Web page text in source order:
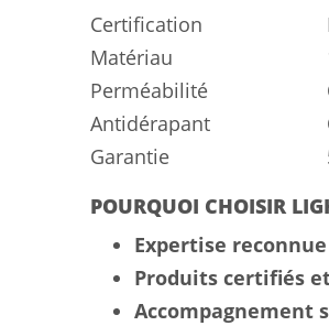
Certification
Matériau
Perméabilité
Antidérapant
Garantie
POURQUOI CHOISIR
Expertise reconnue
Produits certifiés
Accompagnement